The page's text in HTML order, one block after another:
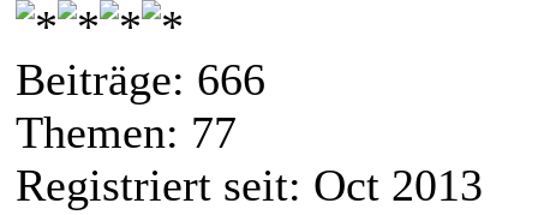
Beiträge: 666
Themen: 77
Registriert seit: Oct 2013